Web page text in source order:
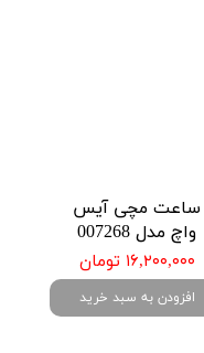
ساعت مچی آیس
واچ مدل 007268
۱۶,۲۰۰,۰۰۰ تومان
افزودن به سبد خرید